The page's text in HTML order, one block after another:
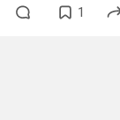
1